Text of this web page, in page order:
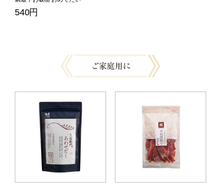
540円